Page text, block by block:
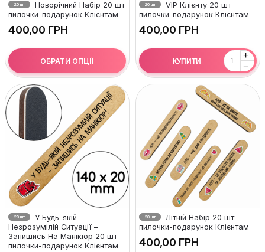
20 шт
Новорічний Набір 20 шт
пилочки-подарунок Клієнтам
ГРН
ОБРАТИ ОПЦІЇ
20 шт
VIP Клієнту 20 шт
пилочки-подарунок Клієнтам
ГРН
+
−
КУПИТИ
20 шт
У Будь-якій
Незрозумілій Ситуації –
Запишись На Манікюр 20 шт
пилочки-подарунок Клієнтам
20 шт
Літній Набір 20 шт
пилочки-подарунок Клієнтам
ГРН